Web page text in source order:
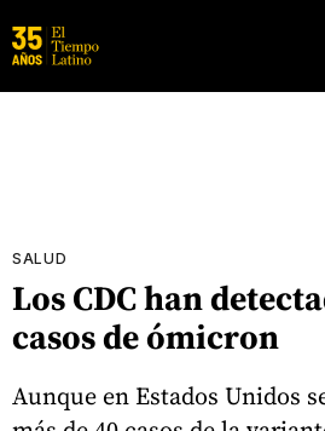
SALUD
Los CDC han
casos de ómicron
Aunque en Estados Unidos